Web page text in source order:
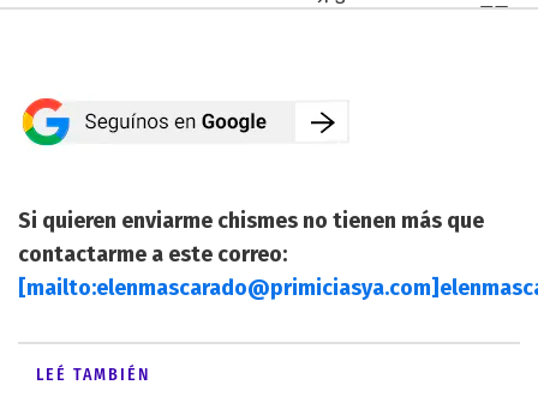
Si quieren enviarme chismes no tienen más que
contactarme a este correo:
[mailto:elenmascarado@primiciasya.com]
LEÉ TAMBIÉN